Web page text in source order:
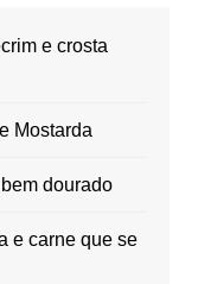
e crosta
Mostarda
dourado
e carne que se